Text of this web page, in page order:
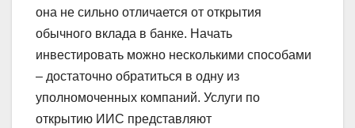
она не сильно отличается от открытия
обычного вклада в банке. Начать
инвестировать можно несколькими способами
– достаточно обратиться в одну из
уполномоченных компаний. Услуги по
открытию ИИС представляют